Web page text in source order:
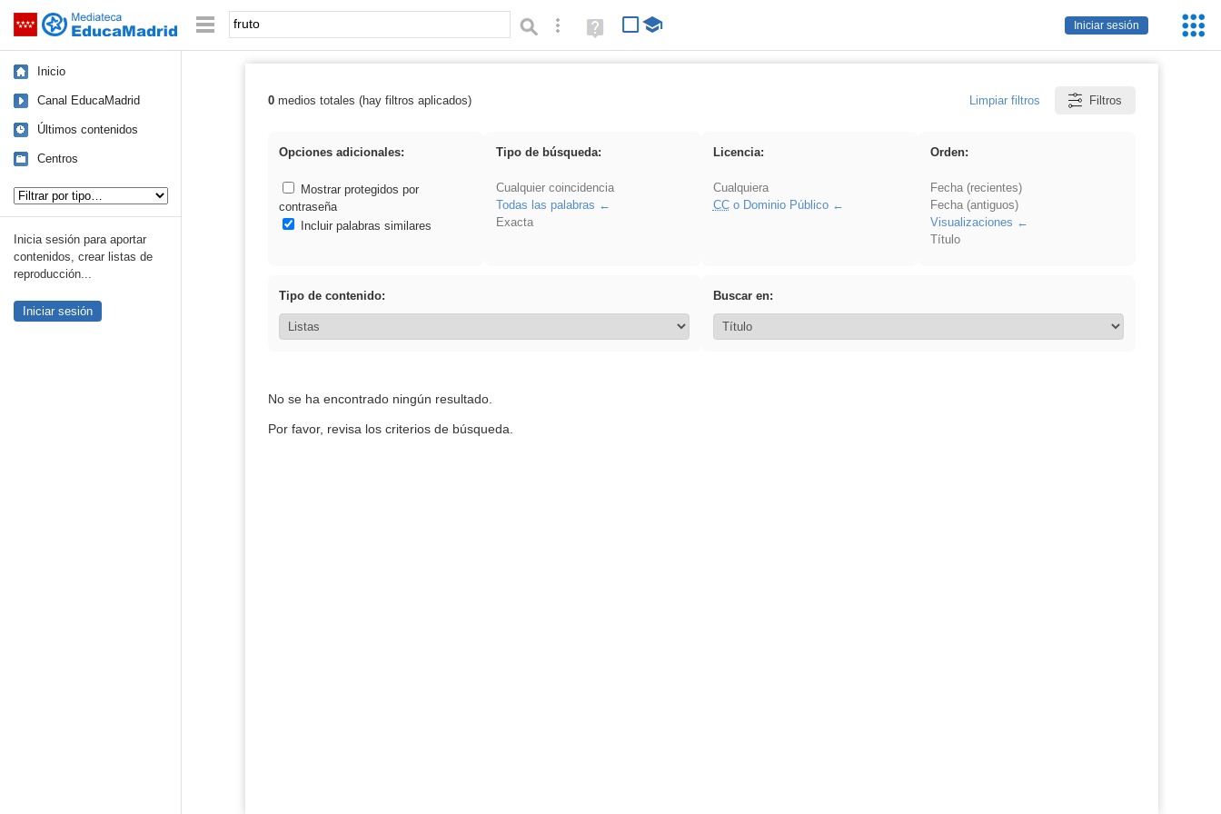
Saltar navegación
Iniciar sesión
Palabra o frase: Búsqueda avanzada
Ayuda
(en
Inicio
Canal EducaMadrid
Últimos contenidos
Centros
Inicia sesión para aportar
contenidos, crear listas de
reproducción...
Iniciar sesión
Resultados de: fruto
0medios totales (hay filtros aplicados) Limpiar filtros Filtros
Opciones adicionales:
Mostrar protegidos por
contraseña
Incluir palabras similares
Tipo de búsqueda:
Cualquier coincidencia
Todas las palabras
Exacta
Licencia:
Cualquiera
CCo Dominio Público
Orden:
Fecha (recientes)
Fecha (antiguos)
Visualizaciones
Título
Tipo de contenido: Buscar en:
No se ha encontrado ningún resultado.
Por favor, revisa los criterios de búsqueda.